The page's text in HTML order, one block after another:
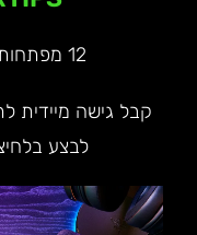
12 מפתחות Haptic Switchblade
קבל גישה מיידית
לבצע